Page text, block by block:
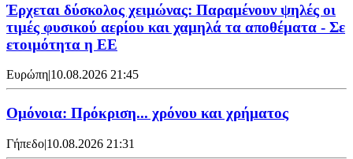
Έρχεται δύσκολος χειμώνας: Παραμένουν ψηλές οι
τιμές φυσικού αερίου και χαμηλά τα αποθέματα - Σε
ετοιμότητα η ΕΕ
Ευρώπη|10.08.2026 21:45
Ομόνοια: Πρόκριση... χρόνου και χρήματος
Γήπεδο|10.08.2026 21:31